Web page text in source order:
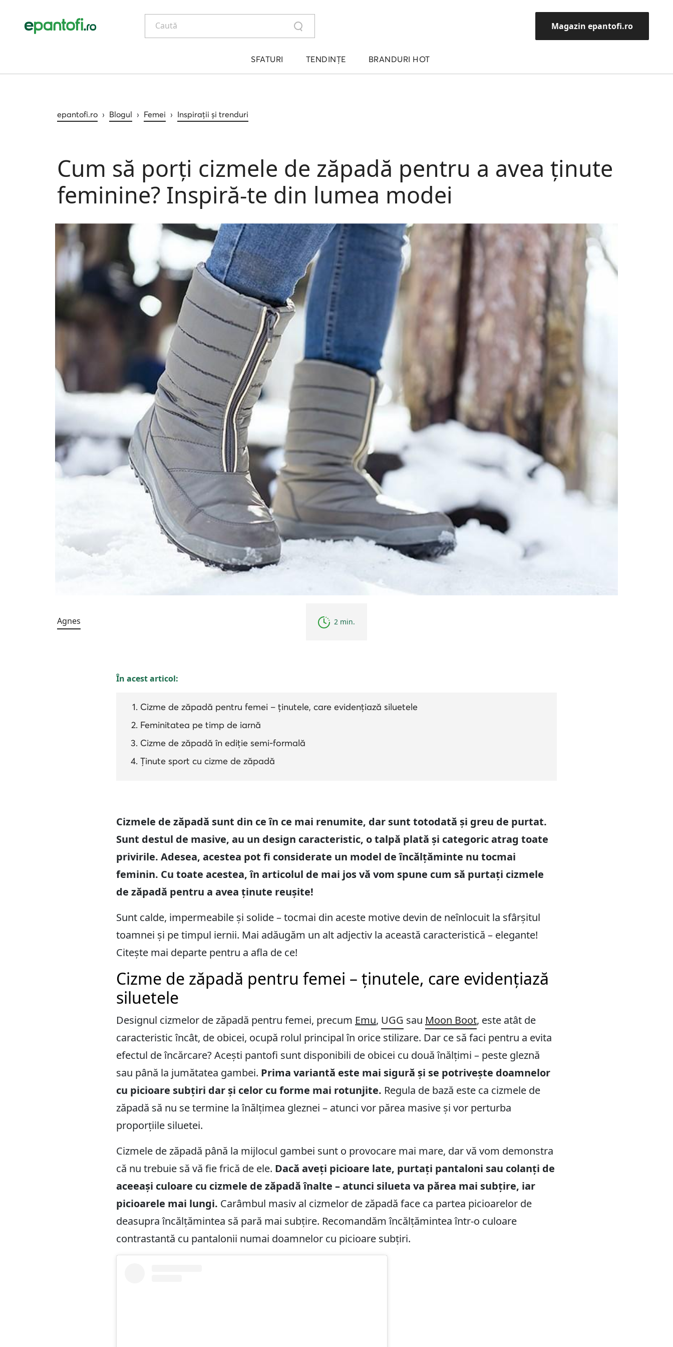
Caută Magazin epantofi.ro
SFATURI TENDINȚE BRANDURI HOT
epantofi.ro › Blogul › Femei › Inspirații și trenduri
Cum să porți cizmele de zăpadă pentru a avea ținute
feminine? Inspiră-te din lumea modei
Agnes 2 min.
În acest articol:
Cizme de zăpadă pentru femei – ținutele, care evidențiază siluetele
Feminitatea pe timp de iarnă
Cizme de zăpadă în ediție semi-formală
Ținute sport cu cizme de zăpadă
Cizmele de zăpadă sunt din ce în ce mai renumite, dar sunt totodată și greu de purtat.
Sunt destul de masive, au un design caracteristic, o talpă plată și categoric atrag toate
privirile. Adesea, acestea pot fi considerate un model de încălțăminte nu tocmai
feminin. Cu toate acestea, în articolul de mai jos vă vom spune cum să purtați cizmele
de zăpadă pentru a avea ținute reușite!
Sunt calde, impermeabile și solide – tocmai din aceste motive devin de neînlocuit la sfârșitul
toamnei și pe timpul iernii. Mai adăugăm un alt adjectiv la această caracteristică – elegante!
Citește mai departe pentru a afla de ce!
Cizme de zăpadă pentru femei – ținutele, care evidențiază
siluetele
Designul cizmelor de zăpadă pentru femei, precum Emu, UGG sau Moon Boot, este atât de
caracteristic încât, de obicei, ocupă rolul principal în orice stilizare. Dar ce să faci pentru a evita
efectul de încărcare? Acești pantofi sunt disponibili de obicei cu două înălțimi – peste gleznă
sau până la jumătatea gambei. Prima variantă este mai sigură și se potrivește doamnelor
cu picioare subțiri dar și celor cu forme mai rotunjite. Regula de bază este ca cizmele de
zăpadă să nu se termine la înălțimea gleznei – atunci vor părea masive și vor perturba
proporțiile siluetei.
Cizmele de zăpadă până la mijlocul gambei sunt o provocare mai mare, dar vă vom demonstra
că nu trebuie să vă fie frică de ele. Dacă aveți picioare late, purtați pantaloni sau colanți de
aceeași culoare cu cizmele de zăpadă înalte – atunci silueta va părea mai subțire, iar
picioarele mai lungi. Carâmbul masiv al cizmelor de zăpadă face ca partea picioarelor de
deasupra încălțămintea să pară mai subțire. Recomandăm încălțămintea într-o culoare
contrastantă cu pantalonii numai doamnelor cu picioare subțiri.